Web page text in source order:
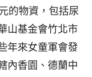
的物資，包括尿
山基金會竹北市
年來女童軍會發
內香園、德蘭中